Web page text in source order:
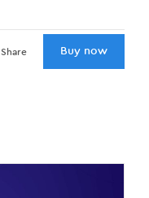
Share Buy now